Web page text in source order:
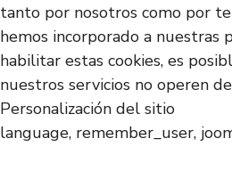
tanto por nosotros como por
hemos incorporado a nuestras
habilitar estas cookies, es
nuestros servicios no operen
Personalización del sitio
language, remember_user,